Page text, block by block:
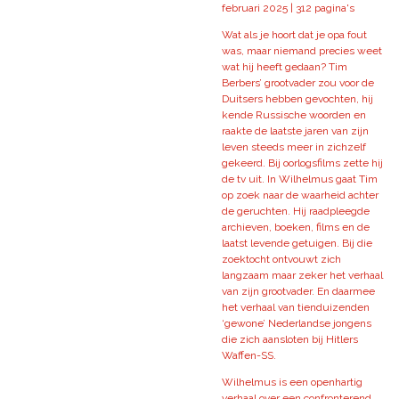
februari 2025 | 312 pagina's
Wat als je hoort dat je opa fout
was, maar niemand precies weet
wat hij heeft gedaan? Tim
Berbers’ grootvader zou voor de
Duitsers hebben gevochten, hij
kende Russische woorden en
raakte de laatste jaren van zijn
leven steeds meer in zichzelf
gekeerd. Bij oorlogsfilms zette hij
de tv uit. In Wilhelmus gaat Tim
op zoek naar de waarheid achter
de geruchten. Hij raadpleegde
archieven, boeken, films en de
laatst levende getuigen. Bij die
zoektocht ontvouwt zich
langzaam maar zeker het verhaal
van zijn grootvader. En daarmee
het verhaal van tienduizenden
‘gewone’ Nederlandse jongens
die zich aansloten bij Hitlers
Waffen-SS.
Wilhelmus is een openhartig